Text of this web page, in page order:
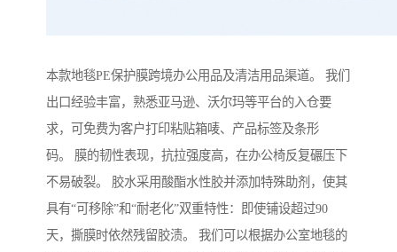
本款地毯PE保护膜跨境办公用品及清洁用品渠道。 我们
出口经验丰富，熟悉亚马逊、沃尔玛等平台的入仓要
求，可免费为客户打印粘贴箱唛、产品标签及条形
码。 膜的韧性表现，抗拉强度高，在办公椅反复碾压下
不易破裂。 胶水采用酸酯水性胶并添加特殊助剂，使其
具有“可移除”和“耐老化”双重特性：即使铺设超过90
天，撕膜时依然残留胶渍。 我们可以根据办公室地毯的